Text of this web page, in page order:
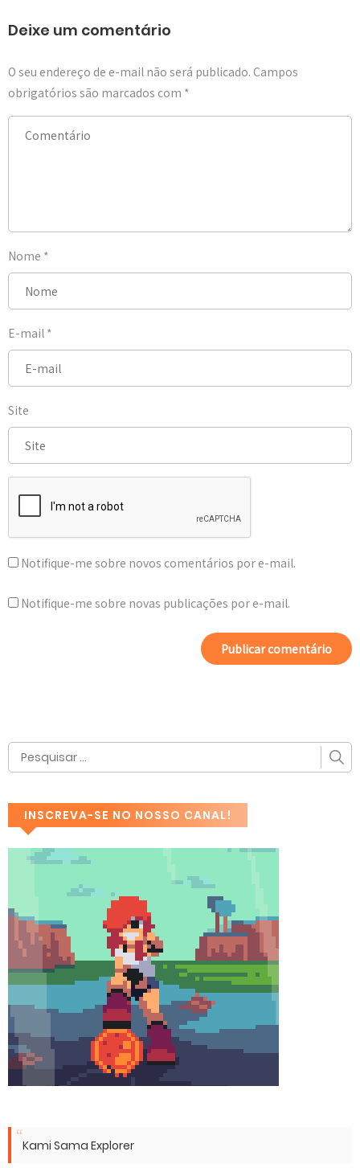
Deixe um comentário
O seu endereço de e-mail não será publicado. Campos
obrigatórios são marcados com *
Nome *
E-mail *
Site
Notifique-me sobre novos comentários por e-mail.
Notifique-me sobre novas publicações por e-mail.
INSCREVA-SE NO NOSSO CANAL!
Kami Sama Explorer